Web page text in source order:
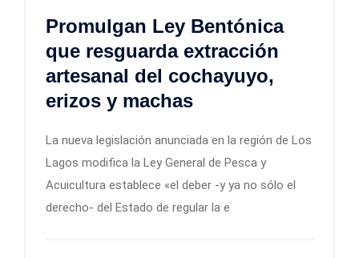
Promulgan Ley Bentónica
que resguarda extracción
artesanal del cochayuyo,
erizos y machas
La nueva legislación anunciada en la región de Los
Lagos modifica la Ley General de Pesca y
Acuicultura establece «el deber -y ya no sólo el
derecho- del Estado de regular la e